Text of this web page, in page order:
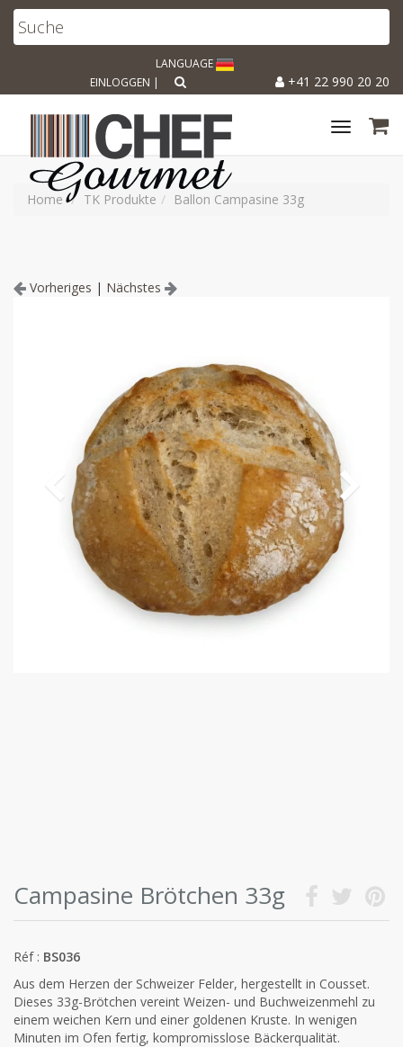
LANGUAGE
+41 22 990 20 20
EINLOGGEN |
Toggle
Home TK Produkte Ballon Campasine 33g
Vorheriges | Nächstes
Campasine Brötchen 33g
Réf : BS036
Aus dem Herzen der Schweizer Felder, hergestellt in Cousset.
Dieses 33g-Brötchen vereint Weizen- und Buchweizenmehl zu
einem weichen Kern und einer goldenen Kruste. In wenigen
Minuten im Ofen fertig, kompromisslose Bäckerqualität.